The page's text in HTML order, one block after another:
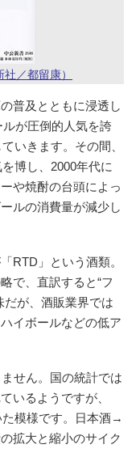
／都留康）
普及とともに浸透し
が圧倒的人気を誇
いきます。その間、
博し、2000年代に
や焼酎の台頭によっ
ルの消費量が減少し
RTD」という酒類。
で、直訳すると“フ
だが、酒販業界では
イボールなどの低ア
せん。国の統計では
いるようですが、
た模様です。日本酒→
拡大と縮小のサイク